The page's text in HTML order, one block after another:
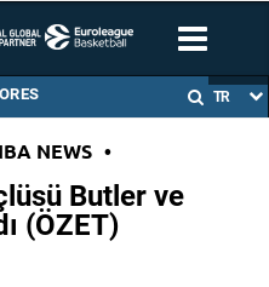
TR
NEWS •
Butler ve
(ÖZET)